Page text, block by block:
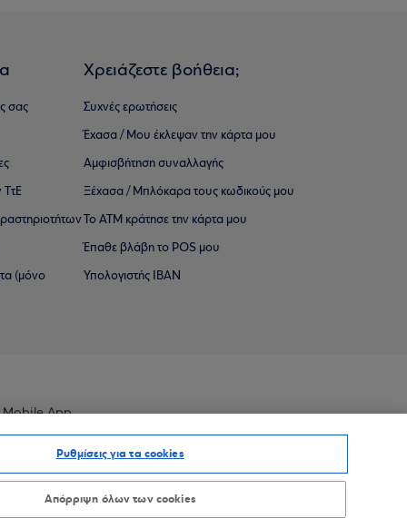
σας
ΤτΕ
(μόνο
Χρειάζεστε βοήθεια;
Συχνές ερωτήσεις
Έχασα / Μου έκλεψαν την κάρτα μου
Αμφισβήτηση συναλλαγής
Ξέχασα / Μπλόκαρα τους κωδικούς μου
Το ΑΤΜ κράτησε την κάρτα μου
Έπαθε βλάβη το POS μου
Υπολογιστής IBAN
Mobile App
Ρυθμίσεις για τα cookies
Απόρριψη όλων των cookies